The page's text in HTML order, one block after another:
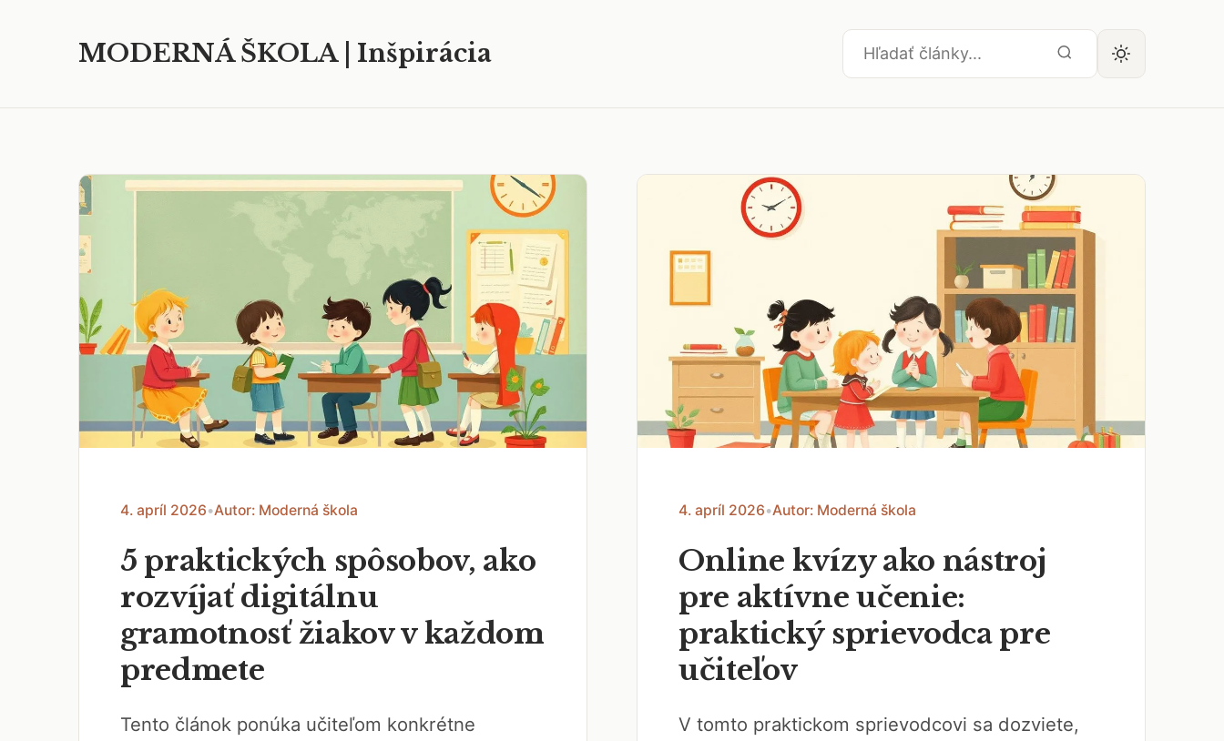
MODERNÁ ŠKOLA | Inšpirácia
4. apríl 2026•Autor: Moderná škola
5 praktických spôsobov, ako
rozvíjať digitálnu
gramotnosť žiakov v každom
predmete
Tento článok ponúka učiteľom konkrétne
4. apríl 2026•Autor: Moderná škola
Online kvízy ako nástroj
pre aktívne učenie:
praktický sprievodca pre
učiteľov
V tomto praktickom sprievodcovi sa dozviete,